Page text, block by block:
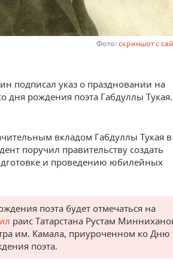
Фото: скриншот с
подписал указ о праздновании на
дня рождения поэта Габдуллы
вкладом Габдуллы Тукая в
поручил правительству создать
и проведению юбилейных
поэта будет отмечаться на
раис Татарстана Рустам
им. Камала, приуроченном ко Дню
поэта.